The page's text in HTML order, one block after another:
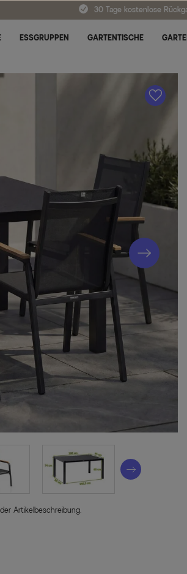
30 Tage kostenlose
ESSGRUPPEN GARTENTISCHE
A
Artikelbeschreibung.